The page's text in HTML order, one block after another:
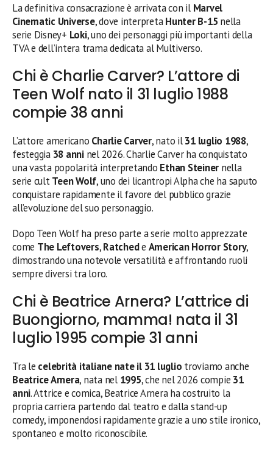
La definitiva consacrazione è arrivata con il Marvel
Cinematic Universe, dove interpretaHunter B-15 nella
serie Disney+ Loki, uno dei personaggi più importanti della
TVA e dell’intera trama dedicata al Multiverso.
Chi è Charlie Carver? L’attore di
Teen Wolf nato il 31 luglio 1988
compie 38 anni
L’attore americano Charlie Carver, nato il31 luglio 1988,
festeggia 38 anninel 2026. Charlie Carver ha conquistato
una vasta popolarità interpretando Ethan Steiner nella
serie cultTeen Wolf, uno dei licantropi Alpha che ha saputo
conquistare rapidamente il favore del pubblico grazie
all’evoluzione del suo personaggio.
Dopo Teen Wolf ha preso parte a serie molto apprezzate
come The Leftovers,Ratchede American Horror Story,
dimostrando una notevole versatilità e affrontando ruoli
sempre diversi tra loro.
Chi è Beatrice Arnera? L’attrice di
Buongiorno, mamma! nata il 31
luglio 1995 compie 31 anni
Tra le celebrità italiane nate il 31 luglio troviamo anche
Beatrice Arnera, nata nel 1995, che nel 2026 compie 31
anni. Attrice e comica, Beatrice Arnera ha costruito la
propria carriera partendo dal teatro e dalla stand-up
comedy, imponendosi rapidamente grazie a uno stile ironico,
spontaneo e molto riconoscibile.